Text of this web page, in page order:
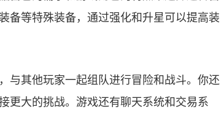
备等特殊装备，通过强化和升星可以提高装
与其他玩家一起组队进行冒险和战斗。你还
更大的挑战。游戏还有聊天系统和交易系